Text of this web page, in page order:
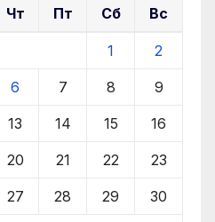
Чт Пт Сб Вс
1 2
6 7 8 9
13 14 15 16
20 21 22 23
27 28 29 30